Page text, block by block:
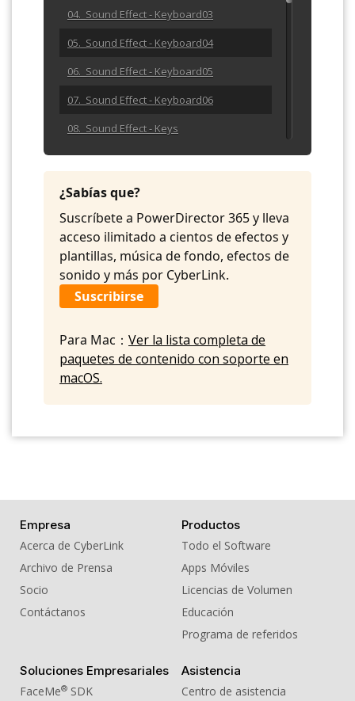
04. Sound Effect - Keyboard03
05. Sound Effect - Keyboard04
06. Sound Effect - Keyboard05
07. Sound Effect - Keyboard06
08. Sound Effect - Keys
09. Sound Effect - Pen Clicking
10. Sound Effect - Pencil Writing
11. Sound Effect - Rulertwang03
12. Sound Effect - Rulertwang04
13. Sound Effect - Rulertwang05
14. Sound Effect - Scissors
16. Sound Effect - Snip 02
17. Sound Effect - Stapler
19. Sound Effect - Sticky Tape 02
¿Sabías que?
Suscríbete a PowerDirector 365 y lleva
acceso ilimitado a cientos de efectos y
plantillas, música de fondo, efectos de
sonido y más por CyberLink.
Suscribirse
Para Mac： Ver la lista completa de
paquetes de contenido con soporte en
macOS.
Empresa
Acerca de CyberLink
Archivo de Prensa
Socio
Contáctanos
Productos
Todo el Software
Apps Móviles
Licencias de Volumen
Educación
Programa de referidos
Soluciones Empresariales
FaceMe® SDK
Asistencia
Centro de asistencia